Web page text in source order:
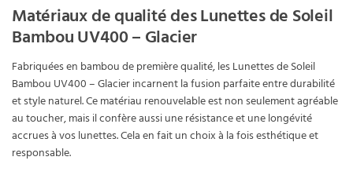
Matériaux de qualité des Lunettes de Soleil
Bambou UV400 – Glacier
Fabriquées en bambou de première qualité, les Lunettes de Soleil
Bambou UV400 – Glacier incarnent la fusion parfaite entre durabilité
et style naturel. Ce matériau renouvelable est non seulement agréable
au toucher, mais il confère aussi une résistance et une longévité
accrues à vos lunettes. Cela en fait un choix à la fois esthétique et
responsable.